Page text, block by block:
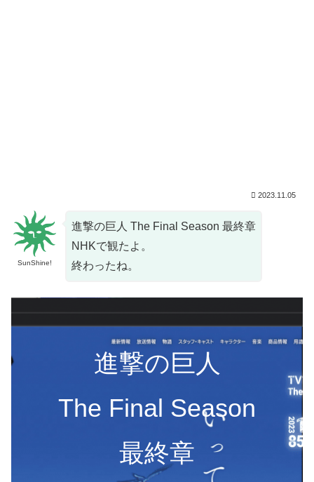
2023.11.05
SunShine!
進撃の巨人 The Final Season 最終章
NHKで観たよ。
終わったね。
進撃の巨人
The Final Season
最終章